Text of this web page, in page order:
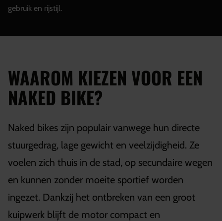
gebruik en rijstijl.
WAAROM KIEZEN VOOR EEN
NAKED BIKE?
Naked bikes zijn populair vanwege hun directe
stuurgedrag, lage gewicht en veelzijdigheid. Ze
voelen zich thuis in de stad, op secundaire wegen
en kunnen zonder moeite sportief worden
ingezet. Dankzij het ontbreken van een groot
kuipwerk blijft de motor compact en